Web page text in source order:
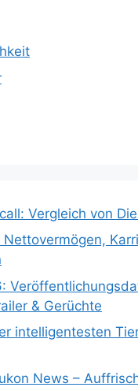
Vergleich von
& Gerüchte
intelligentesten
News –